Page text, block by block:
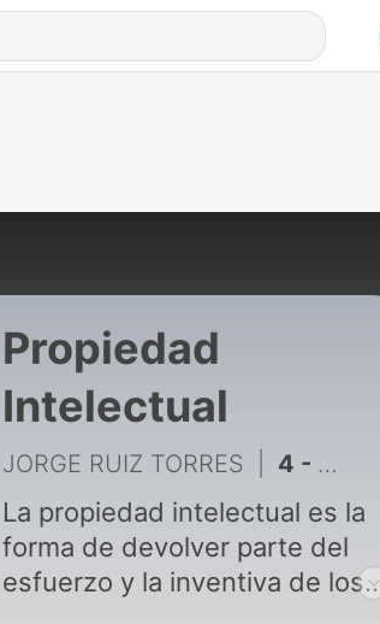
Propiedad
Intelectual
JORGE RUIZ TORRES 4 - Celebrando nuestro 4o. Aniversario
La propiedad intelectual es la
forma de devolver parte del
esfuerzo y la inventiva de los
creadores de investigación